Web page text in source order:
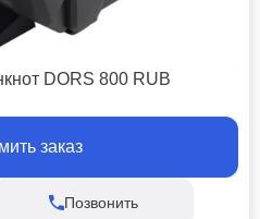
DORS 800 RUB
заказ
Позвонить